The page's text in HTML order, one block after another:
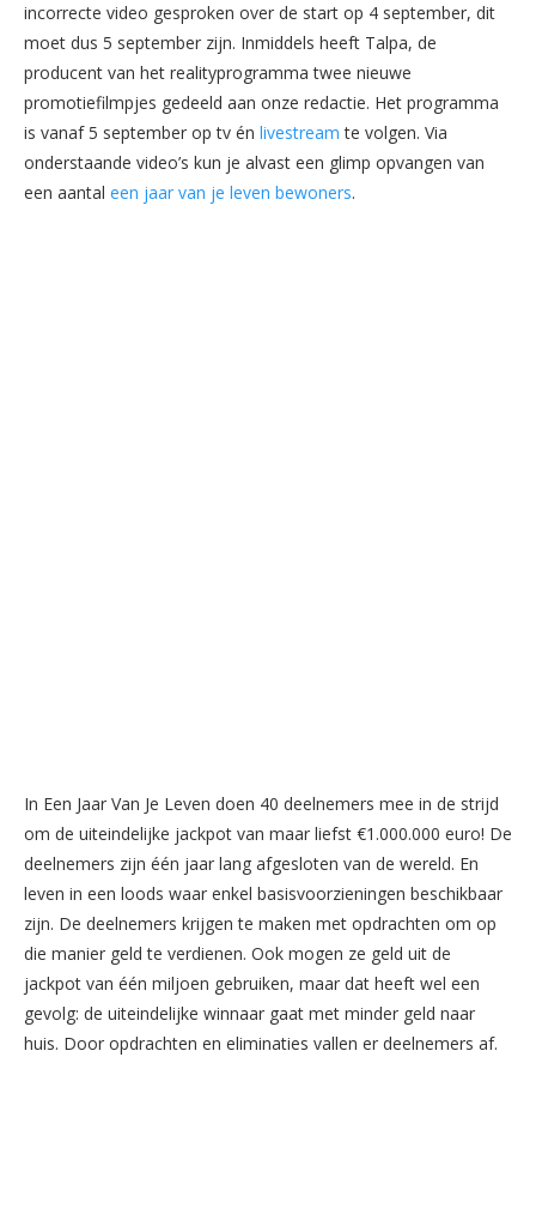
incorrecte video gesproken over de start op 4 september, dit
moet dus 5 september zijn. Inmiddels heeft Talpa, de
producent van het realityprogramma twee nieuwe
promotiefilmpjes gedeeld aan onze redactie. Het programma
is vanaf 5 september op tv én livestream te volgen. Via
onderstaande video’s kun je alvast een glimp opvangen van
een aantal een jaar van je leven bewoners.
In Een Jaar Van Je Leven doen 40 deelnemers mee in de strijd
om de uiteindelijke jackpot van maar liefst €1.000.000 euro! De
deelnemers zijn één jaar lang afgesloten van de wereld. En
leven in een loods waar enkel basisvoorzieningen beschikbaar
zijn. De deelnemers krijgen te maken met opdrachten om op
die manier geld te verdienen. Ook mogen ze geld uit de
jackpot van één miljoen gebruiken, maar dat heeft wel een
gevolg: de uiteindelijke winnaar gaat met minder geld naar
huis. Door opdrachten en eliminaties vallen er deelnemers af.